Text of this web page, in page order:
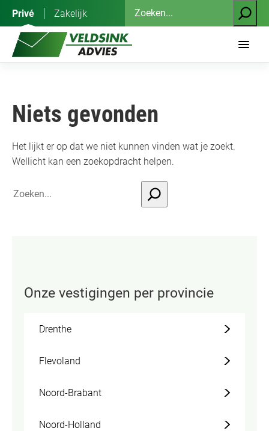
inhoud
Privé Zakelijk
Zoeken
Niets gevonden
Het lijkt er op dat we niet kunnen vinden wat je zoekt.
Wellicht kan een zoekopdracht helpen.
Search
Onze vestigingen per provincie
Drenthe
Flevoland
Noord-Brabant
Noord-Holland